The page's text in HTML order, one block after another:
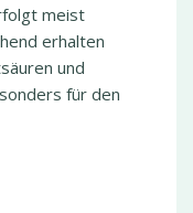
meist
erhalten
und
für den